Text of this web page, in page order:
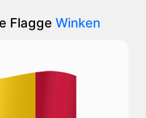
Flagge Winken